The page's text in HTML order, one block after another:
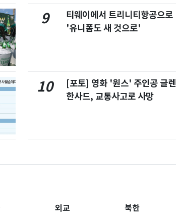
9
티웨이에서 트리니티항공으로
'유니폼도 새 것으로'
10
[포토] 영화 '원스' 주인공 글렌
한사드, 교통사고로 사망
외교 북한